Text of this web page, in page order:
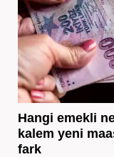
Hangi emekli
kalem yeni
fark